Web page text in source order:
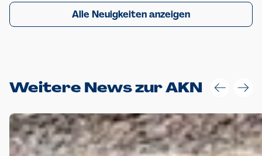
Alle Neuigkeiten anzeigen
Weitere News zur AKN